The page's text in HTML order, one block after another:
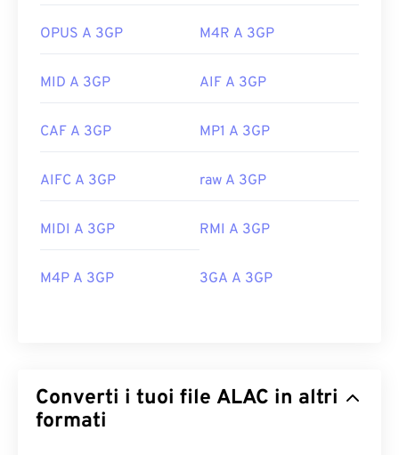
OPUS A 3GP M4R A 3GP
MID A 3GP AIF A 3GP
CAF A 3GP MP1 A 3GP
AIFC A 3GP raw A 3GP
MIDI A 3GP RMI A 3GP
M4P A 3GP 3GA A 3GP
Converti i tuoi file ALAC in altri
formati